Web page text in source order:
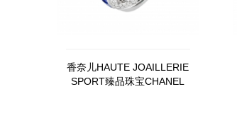
香奈儿HAUTE JOAILLERIE
SPORT臻品珠宝CHANEL